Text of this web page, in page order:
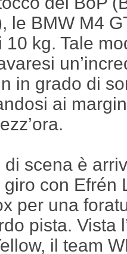
le BMW M4
10 kg. Tale
in grado di
ai
di scena è
con Efrén
per una
pista. Vista
il team